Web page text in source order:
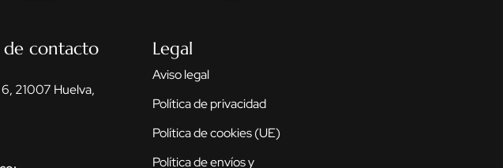
contacto
21007 Huelva,
Legal
Aviso legal
Política de privacidad
Política de cookies (UE)
Política de envíos y